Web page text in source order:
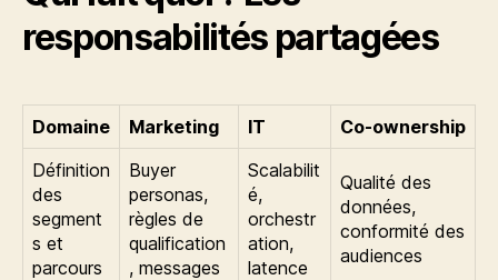
responsabilités partagées
Domaine Marketing IT
Co‑ownership
Définition
des
segment
s et
parcours
Buyer
personas,
règles de
qualification
, messages
Scalabilit
é,
orchestr
ation,
latence
Qualité des
données,
conformité des
audiences